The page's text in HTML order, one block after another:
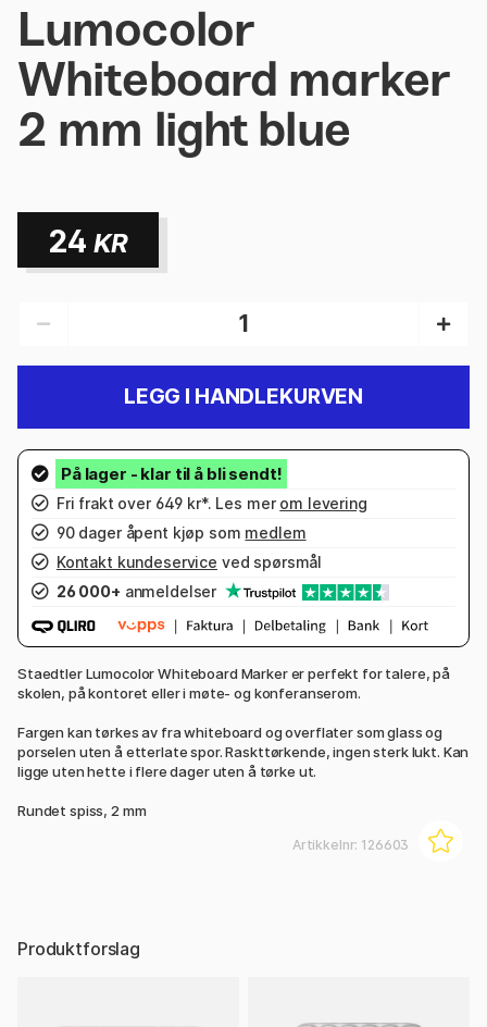
Lumocolor
Whiteboard marker
2 mm light blue
24 KR
LEGG I HANDLEKURVEN
Fri frakt over 649 kr*. Les mer om levering
90 dager åpent kjøp som medlem
Kontakt kundeservice ved spørsmål
26 000+ anmeldelser
Staedtler Lumocolor Whiteboard Marker er perfekt for talere, på
skolen, på kontoret eller i møte- og konferanserom.
Fargen kan tørkes av fra whiteboard og overflater som glass og
porselen uten å etterlate spor. Raskttørkende, ingen sterk lukt. Kan
ligge uten hette i flere dager uten å tørke ut.
Rundet spiss, 2 mm
Artikkelnr: 126603
Produktforslag